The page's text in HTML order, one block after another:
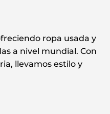
ropa usada y
a nivel mundial. Con
llevamos estilo y